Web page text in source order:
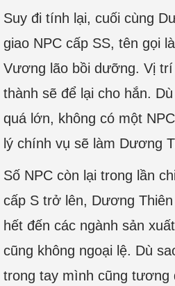
Suy đi tính lại, cuối cùng
giao NPC cấp SS, tên gọi
Vương lão bồi dưỡng. Vị
thành sẽ để lại cho hắn.
quá lớn, không có một
lý chính vụ sẽ làm Dương
Số NPC còn lại trong lần
cấp S trở lên, Dương
hết đến các ngành sản
cũng không ngoại lệ. Dù
trong tay mình cũng tương